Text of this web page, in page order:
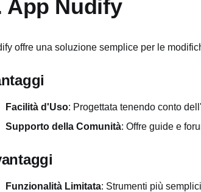
App Nudify
offre una soluzione semplice per le
Facilità d'Uso: Progettata tenendo conto
Supporto della Comunità: Offre guide e
Funzionalità Limitata: Strumenti più